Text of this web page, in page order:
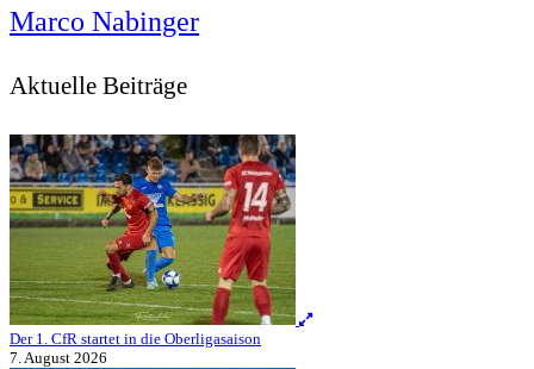
Marco Nabinger
Aktuelle Beiträge
Der 1. CfR startet in die Oberligasaison
7. August 2026